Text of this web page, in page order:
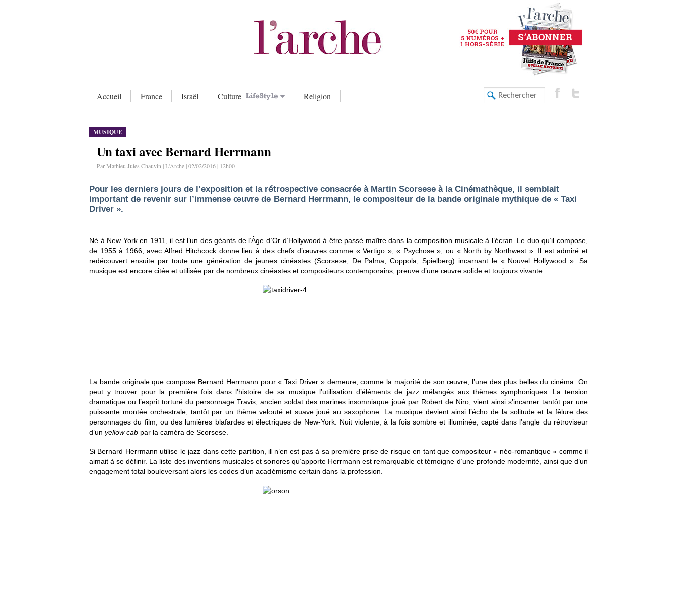
Accueil France Israël Culture Religion
MUSIQUE
Un taxi avec Bernard Herrmann
Par Mathieu Jules Chauvin | L'Arche | 02/02/2016 | 12h00
Pour les derniers jours de l’exposition et la rétrospective consacrée à Martin Scorsese à la Cinémathèque, il semblait
important de revenir sur l’immense œuvre de Bernard Herrmann, le compositeur de la bande originale mythique de « Taxi
Driver ».
Né à New York en 1911, il est l’un des géants de l’Âge d’Or d’Hollywood à être passé maître dans la composition musicale à l’écran. Le duo qu’il compose,
de 1955 à 1966, avec Alfred Hitchcock donne lieu à des chefs d’œuvres comme « Vertigo », « Psychose », ou « North by Northwest ». Il est admiré et
redécouvert ensuite par toute une génération de jeunes cinéastes (Scorsese, De Palma, Coppola, Spielberg) incarnant le « Nouvel Hollywood ». Sa
musique est encore citée et utilisée par de nombreux cinéastes et compositeurs contemporains, preuve d’une œuvre solide et toujours vivante.
La bande originale que compose Bernard Herrmann pour « Taxi Driver » demeure, comme la majorité de son œuvre, l’une des plus belles du cinéma. On
peut y trouver pour la première fois dans l’histoire de sa musique l’utilisation d’éléments de jazz mélangés aux thèmes symphoniques. La tension
dramatique ou l’esprit torturé du personnage Travis, ancien soldat des marines insomniaque joué par Robert de Niro, vient ainsi s’incarner tantôt par une
puissante montée orchestrale, tantôt par un thème velouté et suave joué au saxophone. La musique devient ainsi l’écho de la solitude et la fêlure des
personnages du film, ou des lumières blafardes et électriques de New-York. Nuit violente, à la fois sombre et illuminée, capté dans l’angle du rétroviseur
d’un yellow cab par la caméra de Scorsese.
Si Bernard Herrmann utilise le jazz dans cette partition, il n’en est pas à sa première prise de risque en tant que compositeur « néo-romantique » comme il
aimait à se définir. La liste des inventions musicales et sonores qu’apporte Herrmann est remarquable et témoigne d’une profonde modernité, ainsi que d’un
engagement total bouleversant alors les codes d’un académisme certain dans la profession.